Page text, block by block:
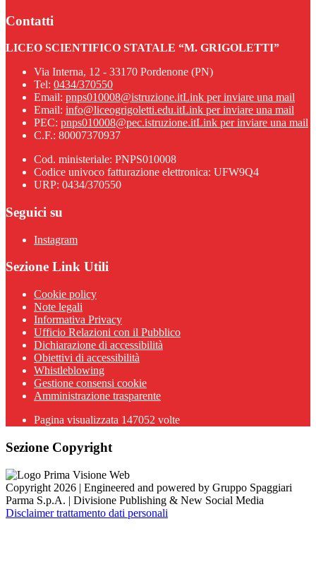
Contatti
LICEO SCIENTIFICO STATALE “M. GRIGOLETTI”
Via Interna, 12 - 33170 Pordenone (PN)
Tel: 0434/370550
Email: pnps010008@istruzione.itLink per inviare una mail
Email: info@liceogrigoletti.edu.itLink per inviare una mail
PEC: pnps010008@pec.istruzione.itLink per inviare una mail
C.F.: 80007370937
Cod. ministeriale: PNPS010008
Codice univoco fatturazione elettronica: UFW9Q4
URP: 0434/370550
Seguici su
Instagram
Sezione Link Utili
Cookie policy
Note legali
Informativa Privacy
Ufficio Relazioni con il Pubblico
Dichiarazione di accessibilità
Obiettivi di accessibilità
Whistleblowing
Gestione consensi cookie
Amministrazione trasparente
Pagina visualizzata 147052 volte
Sezione Copyright
Copyright 2026 | Engineered and powered by Gruppo Spaggiari
Parma S.p.A. | Divisione Publishing & New Social Media
Disclaimer trattamento dati personali